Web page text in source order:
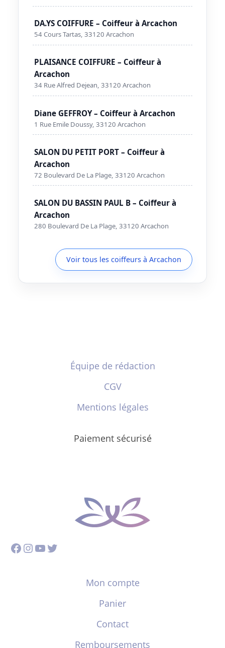
DA.YS COIFFURE – Coiffeur à Arcachon
54 Cours Tartas, 33120 Arcachon
PLAISANCE COIFFURE – Coiffeur à
Arcachon
34 Rue Alfred Dejean, 33120 Arcachon
Diane GEFFROY – Coiffeur à Arcachon
1 Rue Emile Doussy, 33120 Arcachon
SALON DU PETIT PORT – Coiffeur à
Arcachon
72 Boulevard De La Plage, 33120 Arcachon
SALON DU BASSIN PAUL B – Coiffeur à
Arcachon
280 Boulevard De La Plage, 33120 Arcachon
Voir tous les coiffeurs à Arcachon
Équipe de rédaction
CGV
Mentions légales
Paiement sécurisé
Facebook
Instagram
YouTube
Twitter
Mon compte
Panier
Contact
Remboursements